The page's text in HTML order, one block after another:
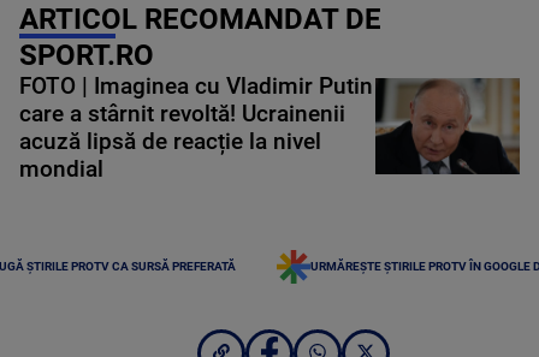
ARTICOL RECOMANDAT DE
SPORT.RO
FOTO | Imaginea cu Vladimir Putin
care a stârnit revoltă! Ucrainenii
acuză lipsă de reacție la nivel
mondial
ȘTIRILE PROTV CA SURSĂ PREFERATĂ URMĂREȘTE ȘTIRILE PROTV ÎN GOOGLE